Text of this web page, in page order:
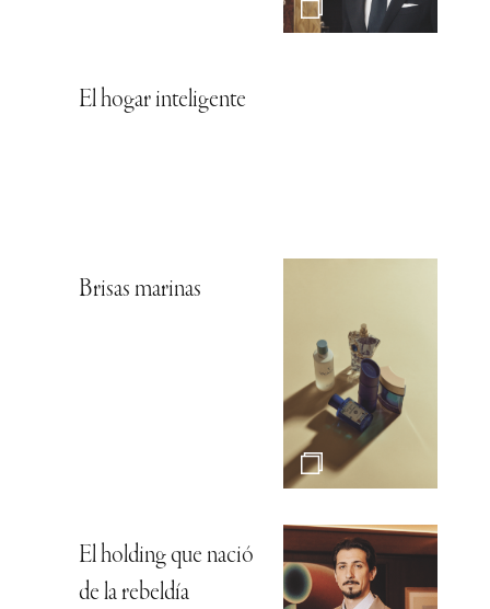
El hogar inteligente
Brisas marinas
El holding que nació
de la rebeldía